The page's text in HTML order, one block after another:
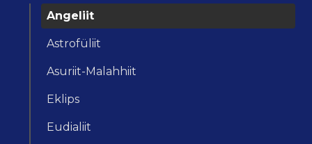
Angeliit
Astrofüliit
Asuriit-Malahhiit
Eklips
Eudialiit